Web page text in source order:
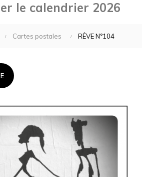
le calendrier 2026
Cartes postales RÊVE N°104